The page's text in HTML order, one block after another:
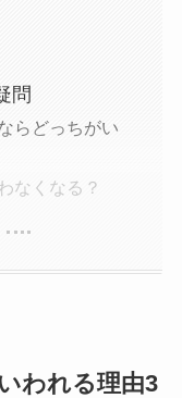
問
らどっちがい
なくなる？
われる理由3